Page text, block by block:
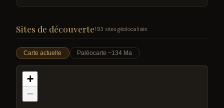
Sites de découverte193 sites géolocalisés
Carte actuelle Paléocarte ~134 Ma
+
−